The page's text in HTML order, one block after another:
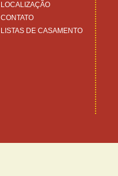
LOCALIZAÇÃO
CONTATO
LISTAS DE CASAMENTO